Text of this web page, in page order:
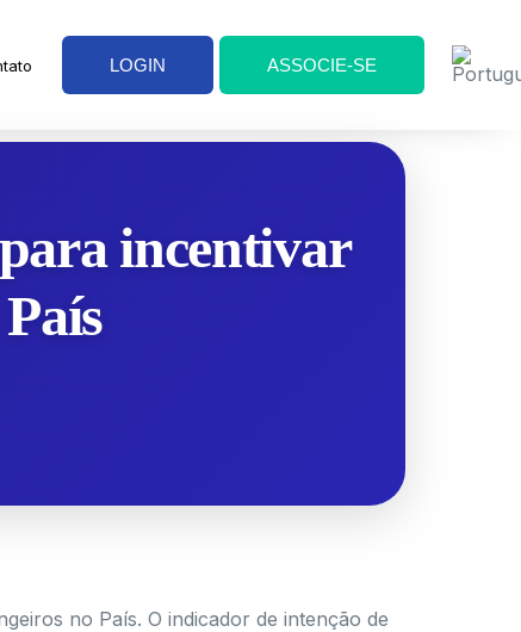
LOGIN ASSOCIE-SE
incentivar
no País. O indicador de intenção de